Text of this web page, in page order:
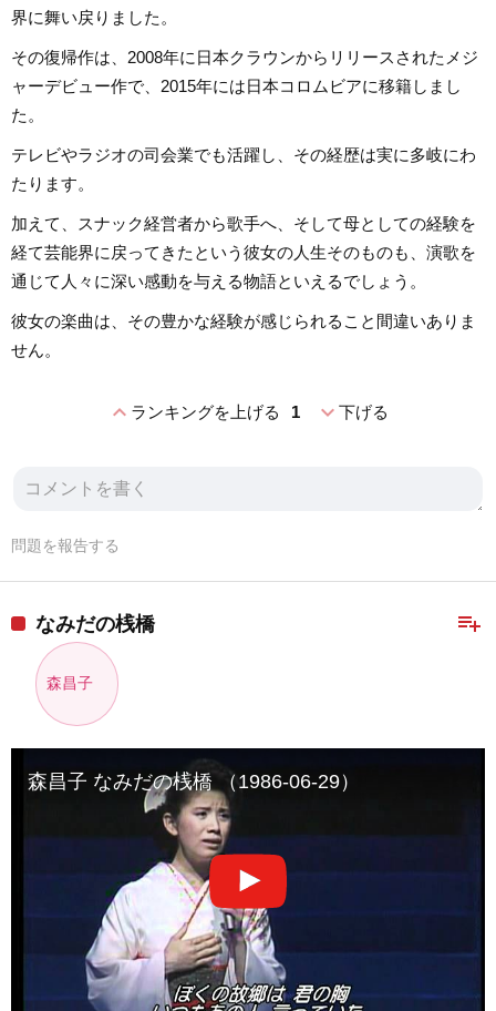
界に舞い戻りました。
その復帰作は、2008年に日本クラウンからリリースされたメジ
ャーデビュー作で、2015年には日本コロムビアに移籍しまし
た。
テレビやラジオの司会業でも活躍し、その経歴は実に多岐にわ
たります。
加えて、スナック経営者から歌手へ、そして母としての経験を
経て芸能界に戻ってきたという彼女の人生そのものも、演歌を
通じて人々に深い感動を与える物語といえるでしょう。
彼女の楽曲は、その豊かな経験が感じられること間違いありま
せん。
expand_lessランキングを上げる 1 expand_more下げる
問題を報告する
playlist_add
なみだの桟橋
森昌子
森昌子 なみだの桟橋 （1986-06-29）